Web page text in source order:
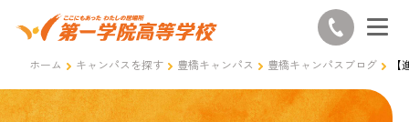
ホーム キャンパスを探す 豊橋キャンパス 豊橋キャンパスブログ